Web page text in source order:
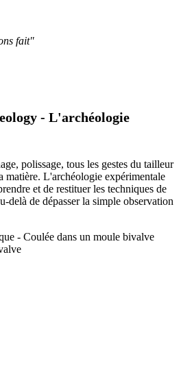
fait"
- L'archéologie
polissage, tous les gestes du tailleur
matière. L'archéologie expérimentale
et de restituer les techniques de
delà de dépasser la simple observation
- Coulée dans un moule bivalve